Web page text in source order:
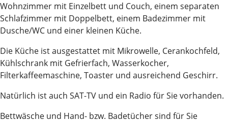
Wohnzimmer mit Einzelbett und Couch, einem separaten
Schlafzimmer mit Doppelbett, einem Badezimmer mit
Dusche/WC und einer kleinen Küche.
Die Küche ist ausgestattet mit Mikrowelle, Cerankochfeld,
Kühlschrank mit Gefrierfach, Wasserkocher,
Filterkaffeemaschine, Toaster und ausreichend Geschirr.
Natürlich ist auch SAT-TV und ein Radio für Sie vorhanden.
Bettwäsche und Hand- bzw. Badetücher sind für Sie